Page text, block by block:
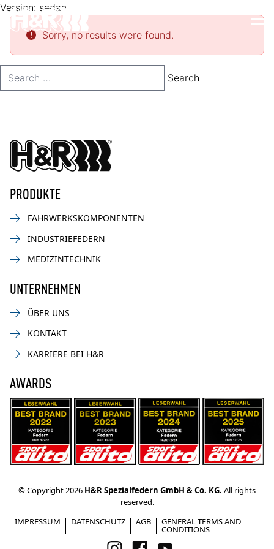
Zum Inhalt springen
Version: sedan
Sorry, no results were found.
Search for: Search
PRODUKTE
FAHRWERKSKOMPONENTEN
INDUSTRIEFEDERN
MEDIZINTECHNIK
UNTERNEHMEN
ÜBER UNS
KONTAKT
KARRIERE BEI H&R
AWARDS
© Copyright 2026 H&R Spezialfedern GmbH & Co. KG. All rights
reserved.
IMPRESSUM
DATENSCHUTZ AGB GENERAL TERMS AND
CONDITIONS